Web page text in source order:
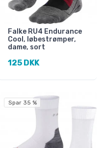
Falke RU4 Endurance
Cool, løbestrømper,
dame, sort
125 DKK
Spar 35 %